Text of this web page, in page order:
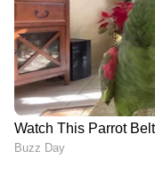
വേഗം: 200 കി.മീ,
യാത്രാസമയം:
മണിക്കൂർ
സ്റ്റോപ്പ്:
എറണാകുളം,
തിരൂർ,